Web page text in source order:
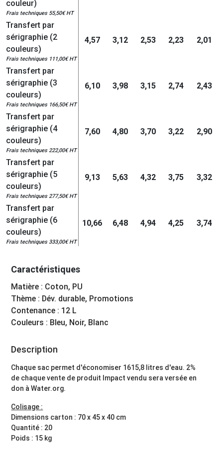
couleur)
Frais techniques 55,50€ HT
Transfert par
sérigraphie (2
couleurs)
Frais techniques 111,00€ HT
4,57 3,12 2,53 2,23 2,01
Transfert par
sérigraphie (3
couleurs)
Frais techniques 166,50€ HT
6,10 3,98 3,15 2,74 2,43
Transfert par
sérigraphie (4
couleurs)
Frais techniques 222,00€ HT
7,60 4,80 3,70 3,22 2,90
Transfert par
sérigraphie (5
couleurs)
Frais techniques 277,50€ HT
9,13 5,63 4,32 3,75 3,32
Transfert par
sérigraphie (6
couleurs)
Frais techniques 333,00€ HT
10,66 6,48 4,94 4,25 3,74
Caractéristiques
Matière : Coton, PU
Thème : Dév. durable, Promotions
Contenance : 12 L
Couleurs : Bleu, Noir, Blanc
Description
Chaque sac permet d'économiser 1615,8 litres d'eau. 2%
de chaque vente de produit Impact vendu sera versée en
don à Water.org.
Colisage :
Dimensions carton : 70 x 45 x 40 cm
Quantité : 20
Poids : 15 kg